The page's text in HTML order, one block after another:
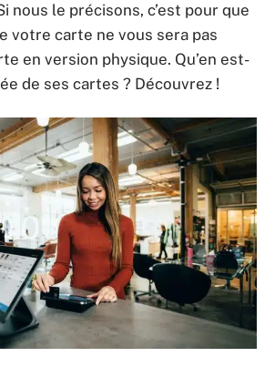
nous le précisons, c’est pour que
votre carte ne vous sera pas
en version physique. Qu’en est-
de ses cartes ? Découvrez !